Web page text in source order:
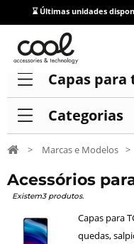
⌛ Últimas unidades
Capas
Categorias
> Marcas e Modelos >
Acessórios
Existem3 produtos.
Capas para
quedas,